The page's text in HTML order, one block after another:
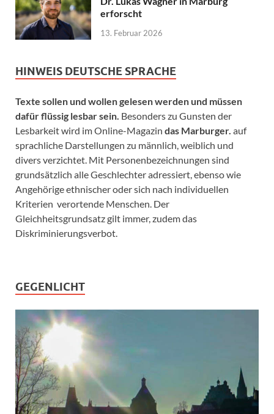
erforscht
13. Februar 2026
HINWEIS DEUTSCHE SPRACHE
Texte sollen und wollen gelesen werden und müssen
dafür flüssig lesbar sein. Besonders zu Gunsten der
Lesbarkeit wird im Online-Magazin das Marburger. auf
sprachliche Darstellungen zu männlich, weiblich und
divers verzichtet. Mit Personenbezeichnungen sind
grundsätzlich alle Geschlechter adressiert, ebenso wie
Angehörige ethnischer oder sich nach individuellen
Kriterien verortende Menschen. Der
Gleichheitsgrundsatz gilt immer, zudem das
Diskriminierungsverbot.
GEGENLICHT